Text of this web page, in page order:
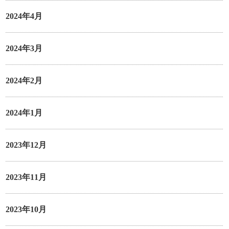
2024年4月
2024年3月
2024年2月
2024年1月
2023年12月
2023年11月
2023年10月